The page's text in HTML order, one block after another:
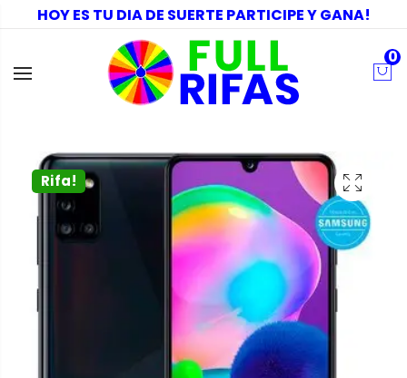
HOY ES TU DIA DE SUERTE PARTICIPE Y GANA!
0
Rifa!